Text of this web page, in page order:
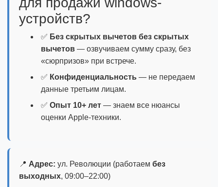
устройств?
✅ Без скрытых вычетов без скрытых
вычетов — озвучиваем сумму сразу, без
«сюрпризов» при встрече.
✅ Конфиденциальность — не передаем
данные третьим лицам.
✅ Опыт 10+ лет — знаем все нюансы
оценки Apple-техники.
📍 Адрес: ул. Революции (работаем без
выходных, 09:00–22:00)